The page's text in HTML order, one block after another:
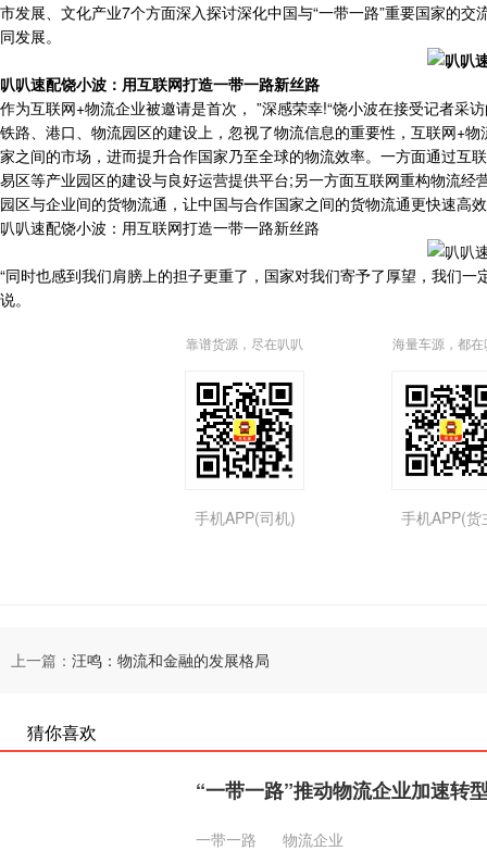
市发展、文化产业7个方面深入探讨深化中国与“一带一路”重要国家的
同发展。
叭叭速配饶小波：用互联网打造一带一路新丝路
作为互联网+物流企业被邀请是首次， ”深感荣幸!“饶小波在接受记者采
铁路、港口、物流园区的建设上，忽视了物流信息的重要性，互联网+
家之间的市场，进而提升合作国家乃至全球的物流效率。一方面通过互
易区等产业园区的建设与良好运营提供平台;另一方面互联网重构物流
园区与企业间的货物流通，让中国与合作国家之间的货物流通更快速高
叭叭速配饶小波：用互联网打造一带一路新丝路
“同时也感到我们肩膀上的担子更重了，国家对我们寄予了厚望，我们
说。
靠谱货源，尽在叭叭
手机APP(司机)
海量车源，都在
手机APP(货
上一篇： 汪鸣：物流和金融的发展格局
猜你喜欢
“一带一路”推动物流企业加速转
一带一路 物流企业